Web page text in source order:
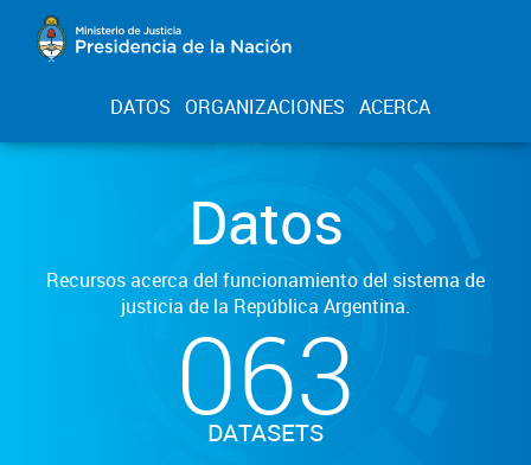
DATOS ORGANIZACIONES ACERCA
Datos
Recursos acerca del funcionamiento del sistema de
justicia de la República Argentina.
063
DATASETS